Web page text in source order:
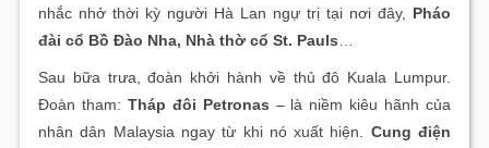
nhắc nhở thời kỳ người Hà Lan ngự trị tại nơi đây, Pháo
đài cổ Bồ Đào Nha, Nhà thờ cổ St. Pauls
Sau bữa trưa, đoàn khởi hành về thủ đô Kuala Lumpur.
Đoàn tham: Tháp đôi Petronas – là niềm kiêu hãnh của
nhân dân Malaysia ngay từ khi nó xuất hiện. Cung điện